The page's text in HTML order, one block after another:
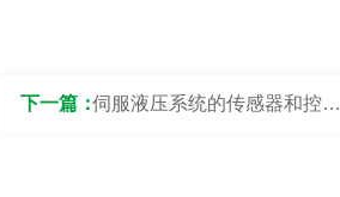
下一篇：伺服液压系统的传感器和控制